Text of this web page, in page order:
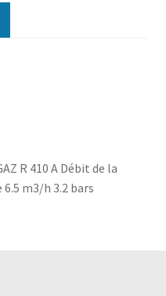
R 410 A Débit de la
m3/h 3.2 bars